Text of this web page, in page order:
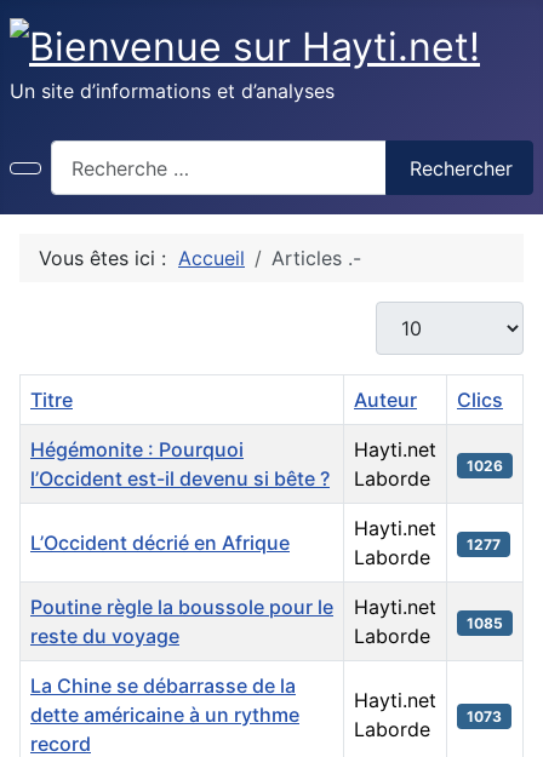
Un site d’informations et d’analyses
Rechercher
Vous êtes ici : Accueil Articles .-
Afficher #
Titre Auteur Clics
Hégémonite : Pourquoi
l’Occident est-il devenu si bête ?
Hayti.net
Laborde
1026
L’Occident décrié en Afrique
Hayti.net
Laborde
1277
Poutine règle la boussole pour le
reste du voyage
Hayti.net
Laborde
1085
La Chine se débarrasse de la
dette américaine à un rythme
record
Hayti.net
Laborde
1073